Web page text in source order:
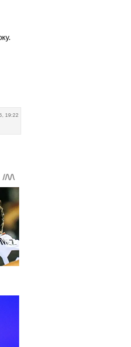
19:22